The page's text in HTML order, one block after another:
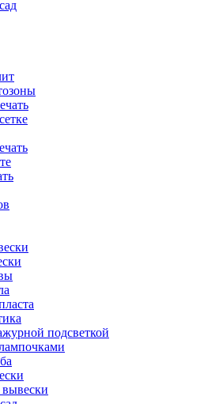
подсветкой